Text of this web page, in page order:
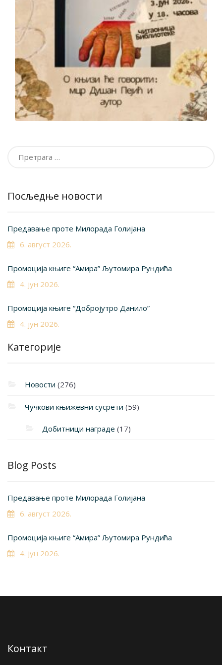
Посљедње новости
Предавање проте Милорада Голијана
6. август 2026.
Промоција књиге “Амира” Љутомира Рундића
4. јун 2026.
Промоција књиге “Добројутро Данило”
4. јун 2026.
Категорије
Новости (276)
Чучкови књижевни сусрети (59)
Добитници награде (17)
Blog Posts
Предавање проте Милорада Голијана
6. август 2026.
Промоција књиге “Амира” Љутомира Рундића
4. јун 2026.
Контакт